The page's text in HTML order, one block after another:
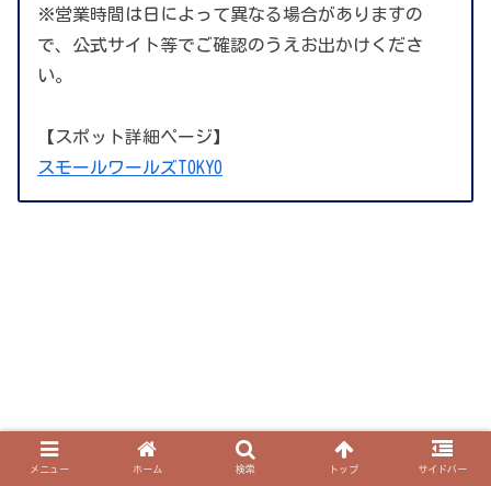
※営業時間は日によって異なる場合がありますの
で、公式サイト等でご確認のうえお出かけくださ
い。
【スポット詳細ページ】
スモールワールズTOKYO
メニュー ホーム 検索 トップ サイドバー